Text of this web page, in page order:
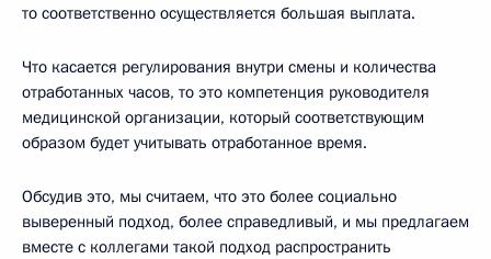
то соответственно осуществляется большая выплата.
Что касается регулирования внутри смены и количества
отработанных часов, то это компетенция руководителя
медицинской организации, который соответствующим
образом будет учитывать отработанное время.
Обсудив это, мы считаем, что это более социально
выверенный подход, более справедливый, и мы предлагаем
вместе с коллегами такой подход распространить